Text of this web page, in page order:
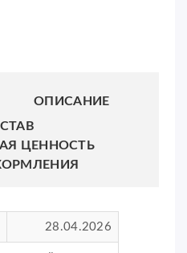
ОПИСАНИЕ
ЦЕННОСТЬ
28.04.2026